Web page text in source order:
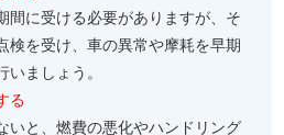
間に受ける必要がありますが、そ
検を受け、車の異常や摩耗を早期
ましょう。
る
いと、燃費の悪化やハンドリング